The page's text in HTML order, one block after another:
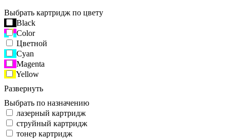
Выбрать картридж по цвету
Black
Color
Цветной
Cyan
Magenta
Yellow
Развернуть
Выбрать по назначению
лазерный картридж
струйный картридж
тонер картридж